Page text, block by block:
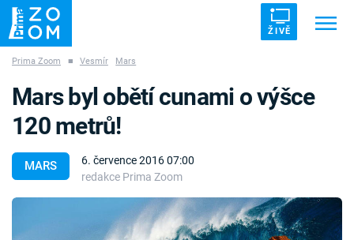
ŽIVĚ
ZÁHADY VETŘELCI DÁVNOVĚKU
Prima Zoom ■ Vesmír Mars
MARS
6. července 2016 07:00
redakce Prima Zoom
Mars byl obětí cunami o výšce
120 metrů!